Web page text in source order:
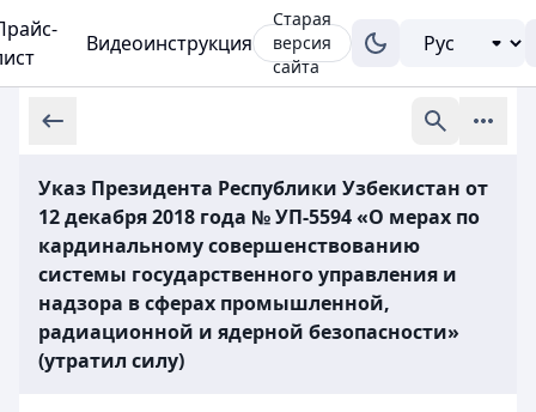
Видеоинструкция
Старая
версия
сайта
Указ Президента Республики Узбекистан от
12 декабря 2018 года № УП-5594 «О мерах по
кардинальному совершенствованию
системы государственного управления и
надзора в сферах промышленной,
радиационной и ядерной безопасности»
(утратил силу)